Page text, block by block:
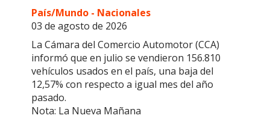
País/Mundo - Nacionales
03 de agosto de 2026
La Cámara del Comercio Automotor (CCA)
informó que en julio se vendieron 156.810
vehículos usados en el país, una baja del
12,57% con respecto a igual mes del año
pasado.
Nota: La Nueva Mañana